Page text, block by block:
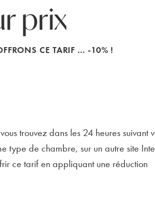
prix
CE TARIF … -10% !
trouvez dans les 24 heures suivant
type de chambre, sur un autre site
ce tarif en appliquant une réduction